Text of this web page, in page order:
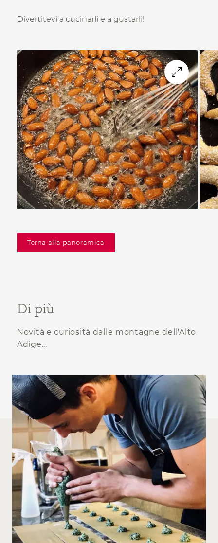
Divertitevi a cucinarli e a gustarli!
Torna alla panoramica
Di più
Novità e curiosità dalle montagne dell'Alto
Adige...